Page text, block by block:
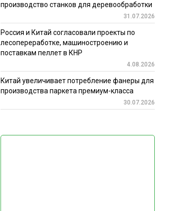
производство станков для деревообработки
31.07.2026
Россия и Китай согласовали проекты по
лесопереработке, машиностроению и
поставкам пеллет в КНР
4.08.2026
Китай увеличивает потребление фанеры для
производства паркета премиум-класса
30.07.2026